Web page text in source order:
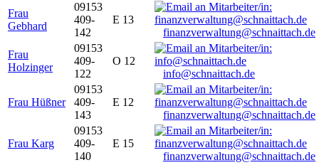
Frau
Gebhard
09153
409-
142
E 13
finanzverwaltung@schnaittach.de
Frau
Holzinger
09153
409-
122
O 12
info@schnaittach.de
Frau Hüßner
09153
409-
143
E 12
finanzverwaltung@schnaittach.de
Frau Karg
09153
409-
140
E 15
finanzverwaltung@schnaittach.de